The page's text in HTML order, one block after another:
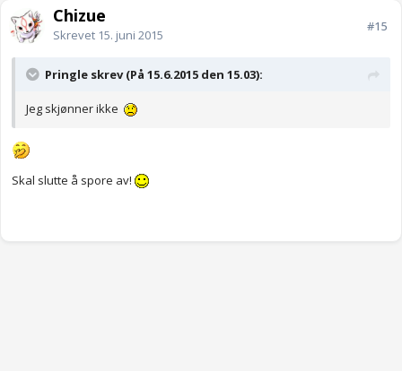
Chizue
Skrevet 15. juni 2015
#15
Pringle skrev (På 15.6.2015 den 15.03):
Jeg skjønner ikke
Skal slutte å spore av!